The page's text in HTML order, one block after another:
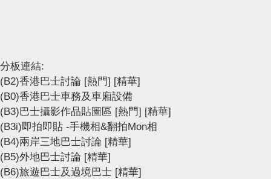
分板連結:
(B2)香港巴士討論 [熱門] [精華]
(B0)香港巴士車務及車廂設備
(B3)巴士攝影作品貼圖區 [熱門] [精華]
(B3i)即拍即貼 -手機相&翻拍Mon相
(B4)兩岸三地巴士討論 [精華]
(B5)外地巴士討論 [精華]
(B6)旅遊巴士及過境巴士 [精華]